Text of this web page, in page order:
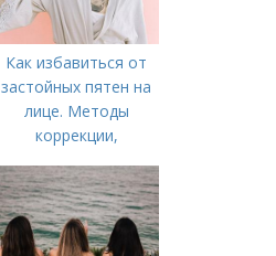
Как избавиться от
застойных пятен на
лице. Методы
коррекции,
акне и удаления
рубцов и шрамов
постакне